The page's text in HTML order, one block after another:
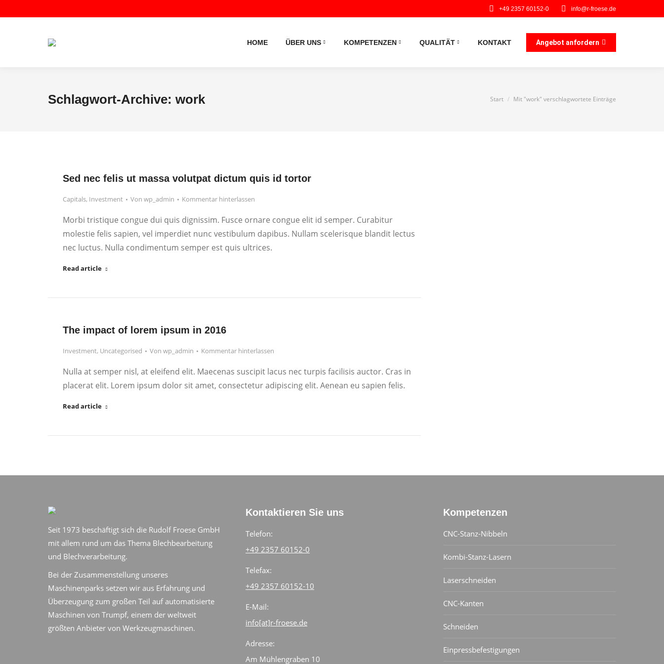
+49 2357 60152-0 info@r-froese.de
HOME ÜBER UNS KOMPETENZEN QUALITÄT KONTAKT Angebot anfordern
Schlagwort-Archive: work Sie befinden sich hier:
Start Mit "work" verschlagwortete Einträge
Sed nec felis ut massa volutpat dictum quis id tortor
Capitals, Investment Von wp_admin Kommentar hinterlassen
Morbi tristique congue dui quis dignissim. Fusce ornare congue elit id semper. Curabitur
molestie felis sapien, vel imperdiet nunc vestibulum dapibus. Nullam scelerisque blandit lectus
nec luctus. Nulla condimentum semper est quis ultrices.
Read article
The impact of lorem ipsum in 2016
Investment, Uncategorised Von wp_admin Kommentar hinterlassen
Nulla at semper nisl, at eleifend elit. Maecenas suscipit lacus nec turpis facilisis auctor. Cras in
placerat elit. Lorem ipsum dolor sit amet, consectetur adipiscing elit. Aenean eu sapien felis.
Read article
Seit 1973 beschäftigt sich die Rudolf Froese GmbH
mit allem rund um das Thema Blechbearbeitung
und Blechverarbeitung.
Bei der Zusammenstellung unseres
Maschinenparks setzen wir aus Erfahrung und
Überzeugung zum großen Teil auf automatisierte
Maschinen von Trumpf, einem der weltweit
größten Anbieter von Werkzeugmaschinen.
Kontaktieren Sie uns
Telefon:
+49 2357 60152-0
Telefax:
+49 2357 60152-10
E-Mail:
info[at]r-froese.de
Adresse:
Am Mühlengraben 10
Kompetenzen
CNC-Stanz-Nibbeln
Kombi-Stanz-Lasern
Laserschneiden
CNC-Kanten
Schneiden
Einpressbefestigungen